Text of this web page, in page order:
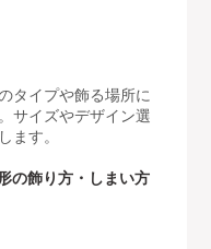
タイプや飾る場所に
サイズやデザイン選
ます。
の飾り方・しまい方